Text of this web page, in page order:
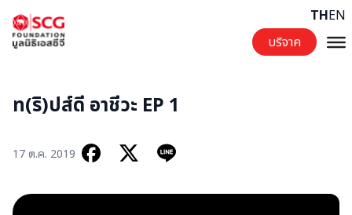
บริจาค
THEN
ท(ริ)ปส์ดี อาชีวะ EP 1
17 ต.ค. 2019